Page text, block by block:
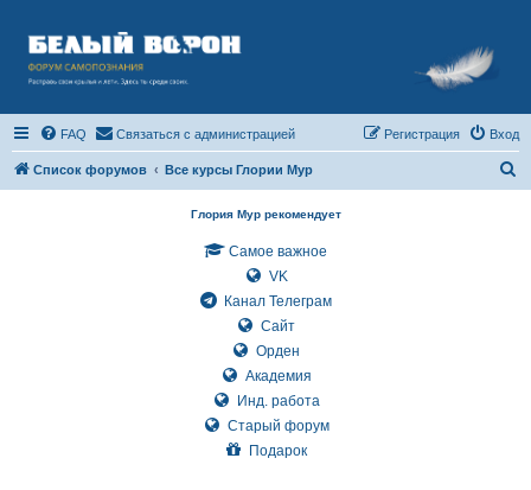
FAQ Связаться с администрацией Вход
Регистрация
Список форумов Все курсы Глории Мур
Глория Мур рекомендует
Самое важное
VK
Канал Телеграм
Сайт
Орден
Академия
Инд. работа
Старый форум
Подарок